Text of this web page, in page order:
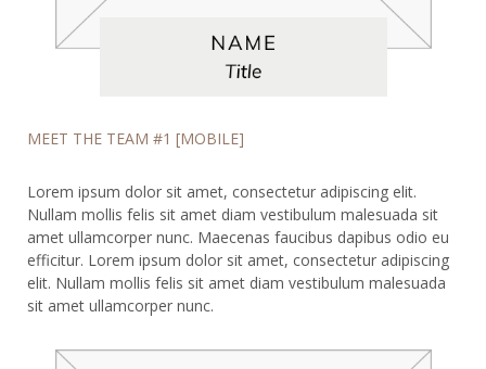
MEET THE TEAM #1 [MOBILE]
Lorem ipsum dolor sit amet, consectetur adipiscing elit.
Nullam mollis felis sit amet diam vestibulum malesuada sit
amet ullamcorper nunc. Maecenas faucibus dapibus odio eu
efficitur. Lorem ipsum dolor sit amet, consectetur adipiscing
elit. Nullam mollis felis sit amet diam vestibulum malesuada
sit amet ullamcorper nunc.